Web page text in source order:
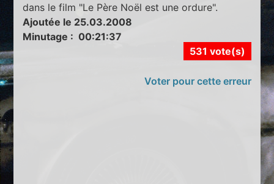
dans le film "Le Père Noël est une ordure".
Ajoutée le 25.03.2008
Minutage : 00:21:37
531 vote(s)
Voter pour cette erreur